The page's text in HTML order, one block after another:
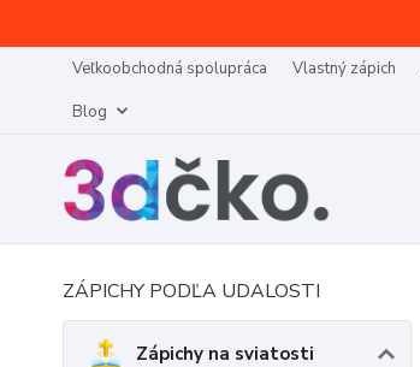
Veľkoobchodná spolupráca Vlastný zápich
Blog
ZÁPICHY PODĽA UDALOSTI
Zápichy na sviatosti